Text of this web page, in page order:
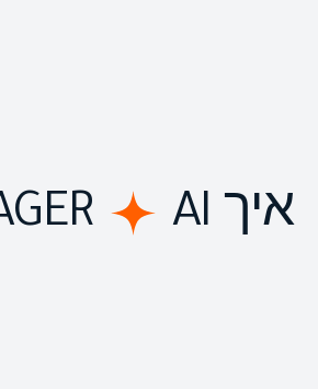
איך SVOYAGER AI תכנן את הטיול שלך